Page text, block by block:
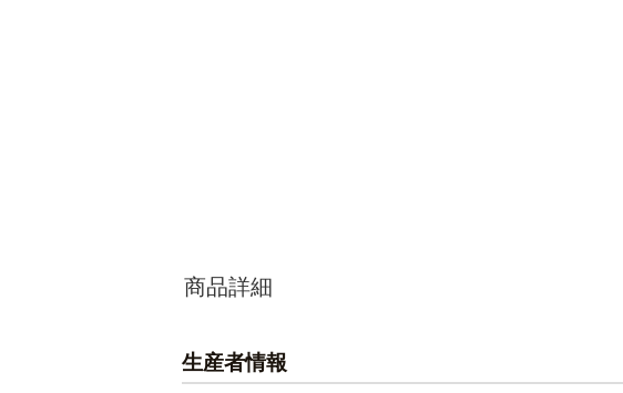
商品詳細
生産者情報